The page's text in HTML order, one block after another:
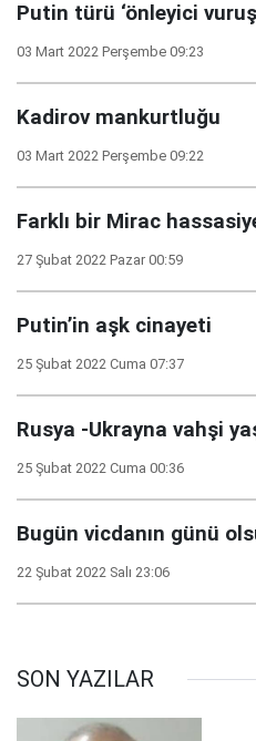
Putin türü ‘önleyici
03 Mart 2022 Perşembe 09:23
Kadirov mankurtluğu
03 Mart 2022 Perşembe 09:22
Farklı bir Mirac
27 Şubat 2022 Pazar 00:59
Putin’in aşk cinayeti
25 Şubat 2022 Cuma 07:37
Rusya -Ukrayna vahşi
25 Şubat 2022 Cuma 00:36
Bugün vicdanın günü
22 Şubat 2022 Salı 23:06
SON YAZILAR